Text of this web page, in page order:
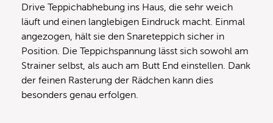
Drive Teppichabhebung ins Haus, die sehr weich
läuft und einen langlebigen Eindruck macht. Einmal
angezogen, hält sie den Snareteppich sicher in
Position. Die Teppichspannung lässt sich sowohl am
Strainer selbst, als auch am Butt End einstellen. Dank
der feinen Rasterung der Rädchen kann dies
besonders genau erfolgen.